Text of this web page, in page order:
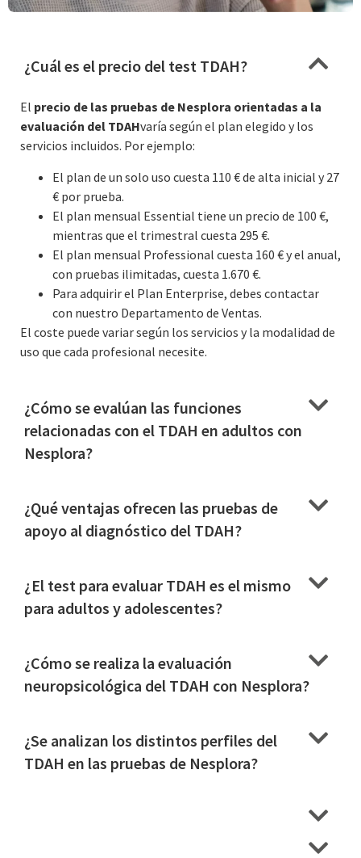
¿Cuál es el precio del test TDAH?
El precio de las pruebas de Nesplora orientadas a la
evaluación del TDAHvaría según el plan elegido y los
servicios incluidos. Por ejemplo:
El plan de un solo uso cuesta 110 € de alta inicial y 27
€ por prueba.
El plan mensual Essential tiene un precio de 100 €,
mientras que el trimestral cuesta 295 €.
El plan mensual Professional cuesta 160 € y el anual,
con pruebas ilimitadas, cuesta 1.670 €.
Para adquirir el Plan Enterprise, debes contactar
con nuestro Departamento de Ventas.
El coste puede variar según los servicios y la modalidad de
uso que cada profesional necesite.
¿Cómo se evalúan las funciones
relacionadas con el TDAH en adultos con
Nesplora?
¿Qué ventajas ofrecen las pruebas de
apoyo al diagnóstico del TDAH?
¿El test para evaluar TDAH es el mismo
para adultos y adolescentes?
¿Cómo se realiza la evaluación
neuropsicológica del TDAH con Nesplora?
¿Se analizan los distintos perfiles del
TDAH en las pruebas de Nesplora?